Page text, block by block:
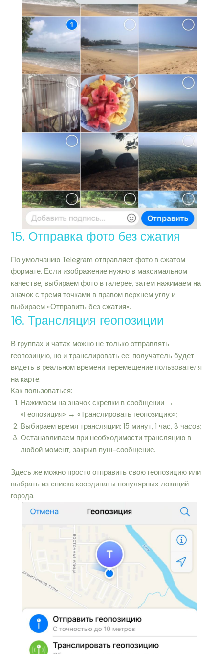
15. Отправка фото без сжатия
По умолчанию Telegram отправляет фото в сжатом
формате. Если изображение нужно в максимальном
качестве, выбираем фото в галерее, затем нажимаем на
значок с тремя точками в правом верхнем углу и
выбираем «Отправить без сжатия».
16. Трансляция геопозиции
В группах и чатах можно не только отправлять
геопозицию, но и транслировать ее: получатель будет
видеть в реальном времени перемещение пользователя
на карте.
Как пользоваться:
Нажимаем на значок скрепки в сообщении →
«Геопозиция» → «Транслировать геопозицию»;
Выбираем время трансляции: 15 минут, 1 час, 8 часов;
Останавливаем при необходимости трансляцию в
любой момент, закрыв пуш-сообщение.
Здесь же можно просто отправить свою геопозицию или
выбрать из списка координаты популярных локаций
города.